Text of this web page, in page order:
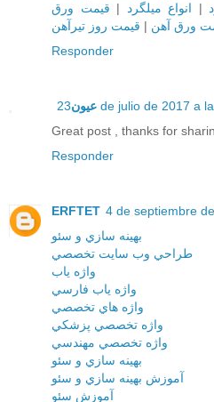
| انواع ميلگرد | قيمت ورق
ورق آهن | قيمت روز تيرآهن
Responder
عيون 23 de julio de 2017 a
Great post , thanks for
Responder
ERFTET 4 de septiembre
بهينه سازي و سئو
طراحي وب سايت تخصصي
واژه ياب
واژه ياب فارسي
واژه هاي تخصصي
واژه تخصصي پزشکي
واژه تخصصي مهندسي
بهينه سازي و سئو
آموزش بهينه سازي و سئو
آموزش سئو